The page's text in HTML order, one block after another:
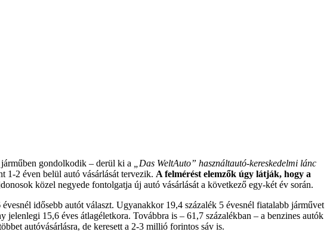
járműben gondolkodik – derül ki a
„Das WeltAuto” használtautó-kereskedelmi lánc
1-2 éven belül autó vásárlását tervezik. A felmérést elemzők úgy látják, hogy a
közel negyede fontolgatja új autó vásárlását a következő egy-két év során.
idősebb autót választ. Ugyanakkor 19,4 százalék 5 évesnél fiatalabb járművet
jelenlegi 15,6 éves átlagéletkora. Továbbra is – 61,7 százalékban – a benzines autók
autóvásárlásra, de keresett a 2-3 millió forintos sáv is.